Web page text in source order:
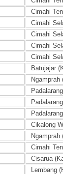
Cimahi
Cimahi
Cimahi
Cimahi
Cimahi
Batujajar
Ngamprah
Cikalong
Ngamprah
Cimahi
Cisarua
Lembang